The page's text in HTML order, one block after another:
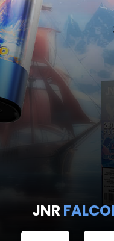
JNR